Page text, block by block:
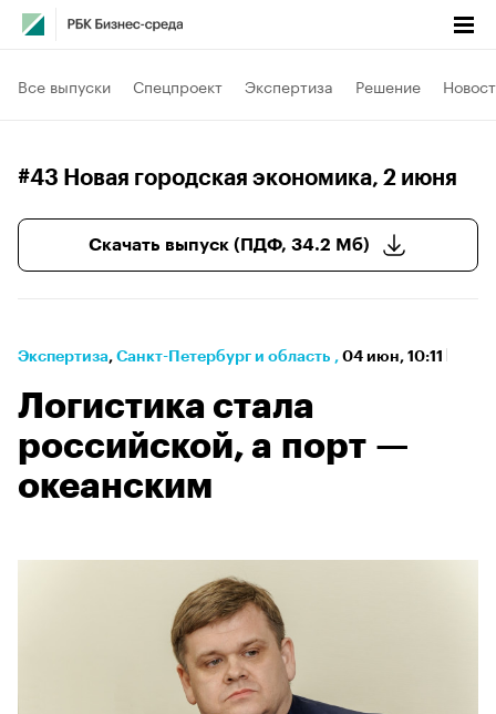
Все выпуски Спецпроект Экспертиза Решение
#43 Новая городская экономика, 2 июня
Скачать выпуск (ПДФ, 34.2 Мб)
Экспертиза⁠, Санкт-Петербург и область , 04 июн, 10:11
Логистика стала
российской, а порт —
океанским